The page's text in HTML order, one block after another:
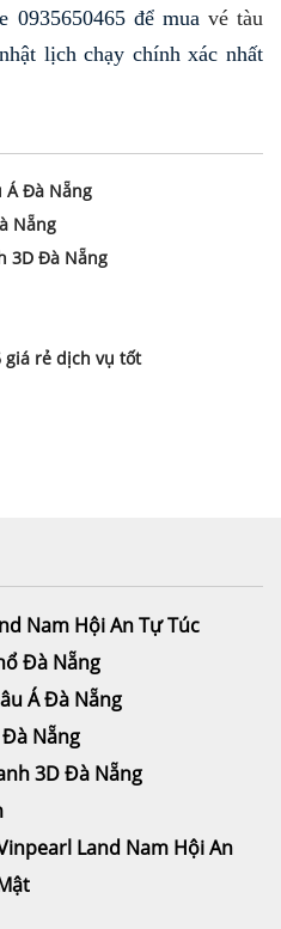
0935650465 để mua vé tàu
lịch chạy chính xác nhất
Á Đà Nẵng
Nẵng
3D Đà Nẵng
giá rẻ dịch vụ tốt
Nam Hội An Tự Túc
Đà Nẵng
Á Đà Nẵng
Đà Nẵng
3D Đà Nẵng
Land Nam Hội An